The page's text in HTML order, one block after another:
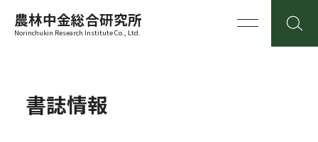
農林中金総合研究所
Norinchukin Research Institute Co., Ltd.
書誌情報